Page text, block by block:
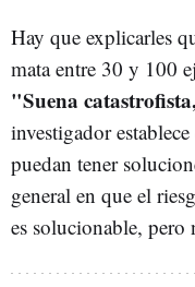
Hay que explicarles
mata entre 30 y 100
"Suena
investigador
puedan tener
general en que el
es solucionable, pero